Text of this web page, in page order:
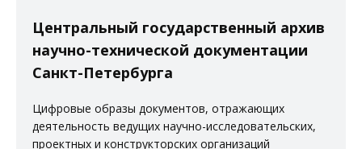
Центральный государственный архив
научно-технической документации
Санкт-Петербурга
Цифровые образы документов, отражающих
деятельность ведущих научно-исследовательских,
проектных и конструкторских организаций